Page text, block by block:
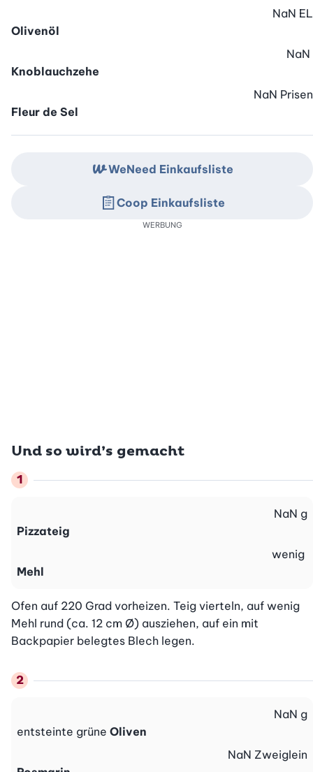
Olivenöl
NaN EL
Knoblauchzehe
NaN
Fleur de Sel
NaN Prisen
Und so wird’s gemacht
Pizzateig
NaN g
Mehl
wenig
Ofen auf 220 Grad vorheizen. Teig vierteln, auf wenig
Mehl rund (ca. 12 cm Ø) ausziehen, auf ein mit
Backpapier belegtes Blech legen.
entsteinte grüne Oliven
NaN g
NaN Zweiglein
WeNeed Einkaufsliste
Coop Einkaufsliste
WERBUNG